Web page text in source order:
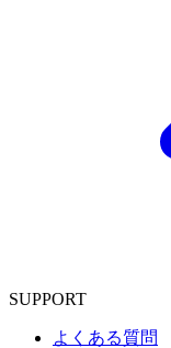
SUPPORT
よくある質問